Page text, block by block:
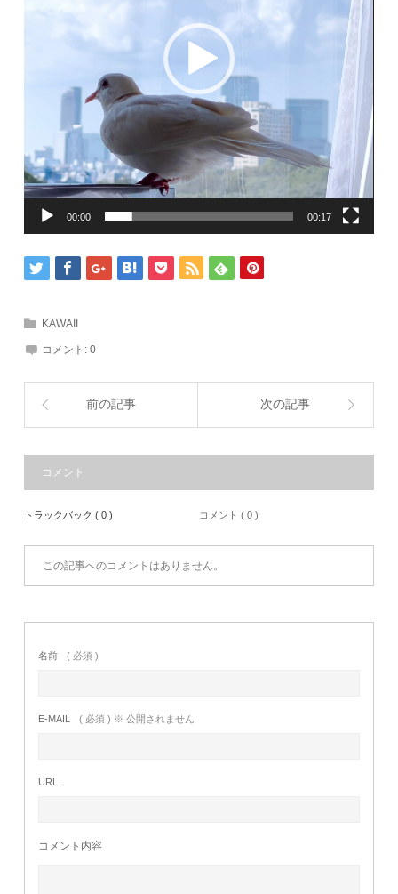
00:00 00:17
KAWAII
コメント:0
前の記事 次の記事
コメント
トラックバック ( 0 ) コメント ( 0 )
この記事へのコメントはありません。
名前 ( 必須 )
E-MAIL ( 必須 ) ※ 公開されません
URL
コメント内容